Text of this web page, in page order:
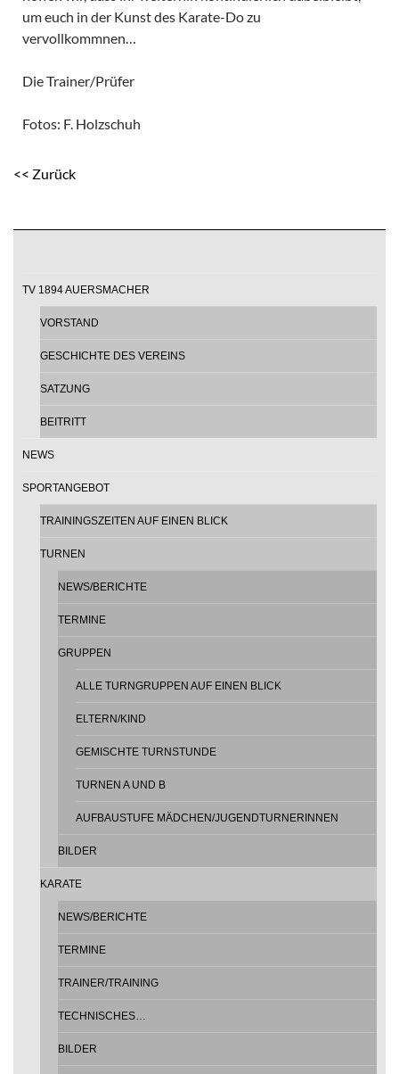
um euch in der Kunst des Karate-Do zu
vervollkommnen…
Die Trainer/Prüfer
Fotos: F. Holzschuh
<< Zurück
TV 1894 AUERSMACHER
VORSTAND
GESCHICHTE DES VEREINS
SATZUNG
BEITRITT
NEWS
SPORTANGEBOT
TRAININGSZEITEN AUF EINEN BLICK
TURNEN
NEWS/BERICHTE
TERMINE
GRUPPEN
ALLE TURNGRUPPEN AUF EINEN BLICK
ELTERN/KIND
GEMISCHTE TURNSTUNDE
TURNEN A UND B
AUFBAUSTUFE MÄDCHEN/JUGENDTURNERINNEN
BILDER
KARATE
NEWS/BERICHTE
TERMINE
TRAINER/TRAINING
TECHNISCHES…
BILDER